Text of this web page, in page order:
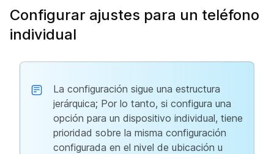
Configurar ajustes para un teléfono
individual
La configuración sigue una estructura
jerárquica; Por lo tanto, si configura una
opción para un dispositivo individual, tiene
prioridad sobre la misma configuración
configurada en el nivel de ubicación u